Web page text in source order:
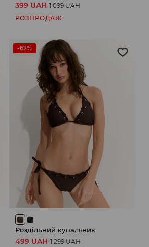
399 UAH 1 099 UAH
РОЗПРОДАЖ
-62%
Роздільний купальник
499 UAH 1 299 UAH